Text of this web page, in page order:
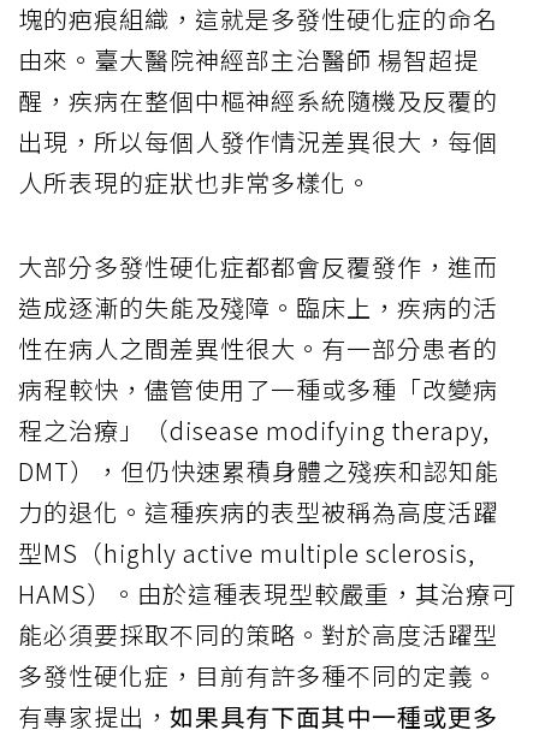
塊的疤痕組織，這就是多發性硬化症的命名
由來。臺大醫院神經部主治醫師 楊智超提
醒，疾病在整個中樞神經系統隨機及反覆的
出現，所以每個人發作情況差異很大，每個
人所表現的症狀也非常多樣化。
大部分多發性硬化症都都會反覆發作，進而
造成逐漸的失能及殘障。臨床上，疾病的活
性在病人之間差異性很大。有一部分患者的
病程較快，儘管使用了一種或多種「改變病
程之治療」（disease modifying therapy,
DMT），但仍快速累積身體之殘疾和認知能
力的退化。這種疾病的表型被稱為高度活躍
型MS（highly active multiple sclerosis,
HAMS）。由於這種表現型較嚴重，其治療可
能必須要採取不同的策略。對於高度活躍型
多發性硬化症，目前有許多種不同的定義。
有專家提出， 如果具有下面其中一種或更多